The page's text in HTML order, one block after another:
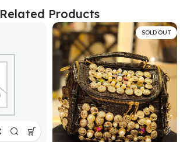
Related Products
SOLD OUT